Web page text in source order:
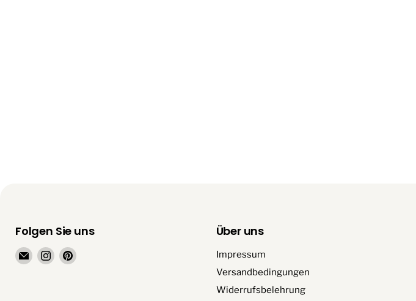
Folgen Sie uns
EmailFindenFinden
Über uns
Impressum
Versandbedingungen
Widerrufsbelehrung